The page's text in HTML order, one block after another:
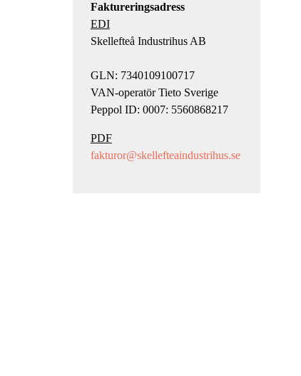
Faktureringsadress
EDI
Skellefteå Industrihus AB
GLN: 7340109100717
VAN-operatör Tieto Sverige
Peppol ID: 0007: 5560868217
PDF
fakturor@skellefteaindustrihus.se